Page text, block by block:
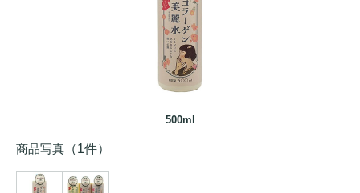
500ml
商品写真 （1件）